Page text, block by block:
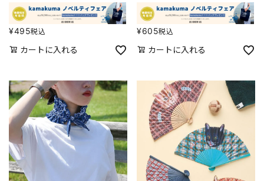
¥495税込
カートに入れる
¥605税込
カートに入れる